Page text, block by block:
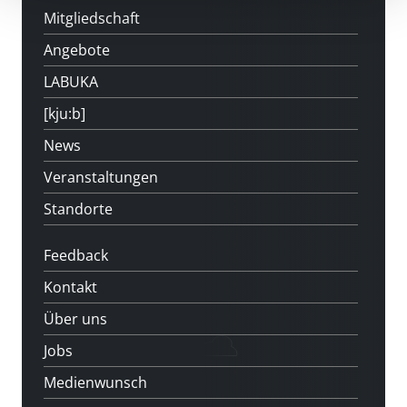
Mitgliedschaft
Angebote
LABUKA
[kju:b]
News
Veranstaltungen
Standorte
Feedback
Kontakt
Über uns
Jobs
Medienwunsch